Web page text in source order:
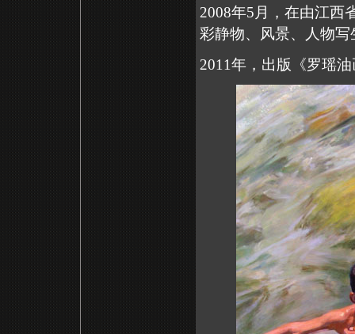
2008年5 月，在由江西
彩静物、风景、人物写
2011年，出版《罗瑶